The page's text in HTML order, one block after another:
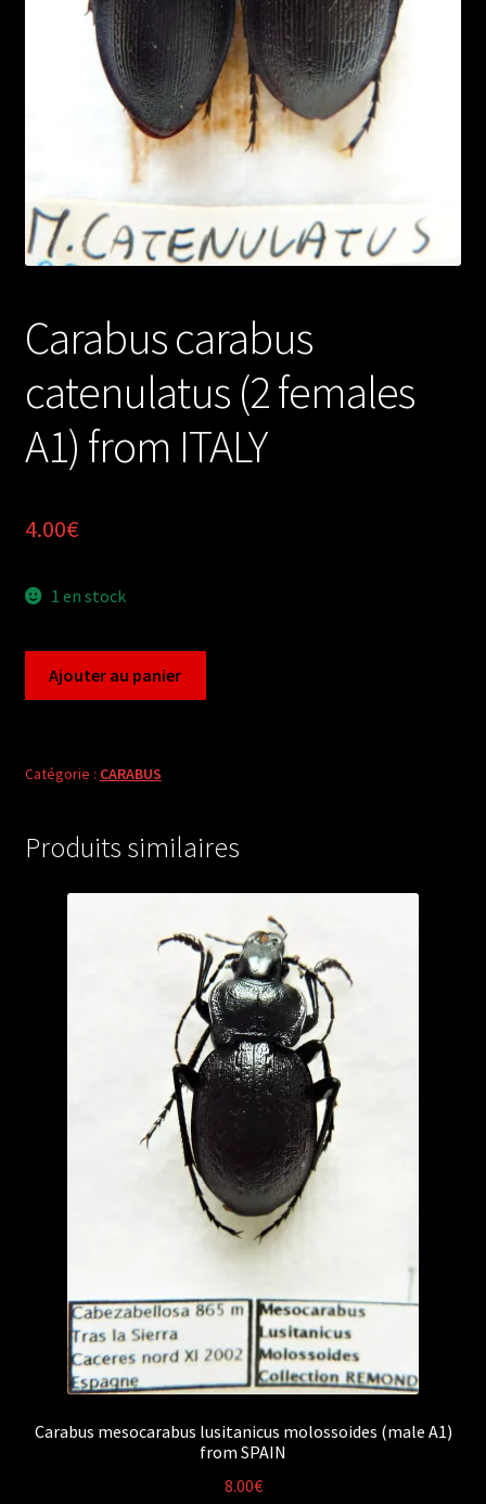
Carabus carabus
catenulatus (2 females
A1) from ITALY
4.00€
1 en stock
catenulatus
A1)
Ajouter au panier
Catégorie : CARABUS
Produits similaires
Carabus mesocarabus lusitanicus molossoides (male A1)
from SPAIN
8.00€